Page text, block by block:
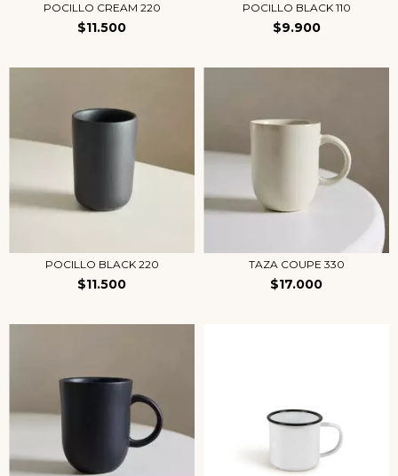
POCILLO CREAM 220
$11.500
POCILLO BLACK 110
$9.900
POCILLO BLACK 220
$11.500
TAZA COUPE 330
$17.000